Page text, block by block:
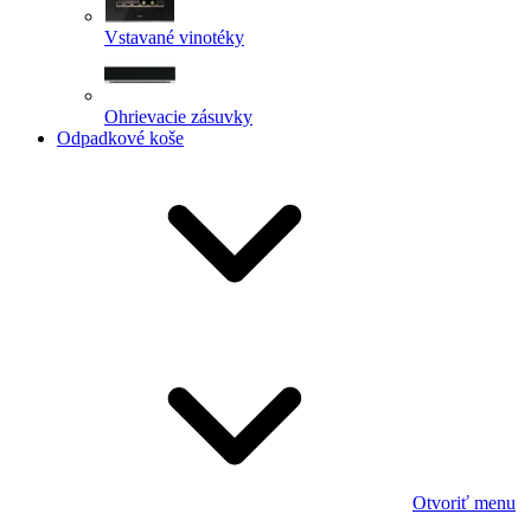
Vstavané vinotéky
Ohrievacie zásuvky
Odpadkové koše
Otvoriť menu